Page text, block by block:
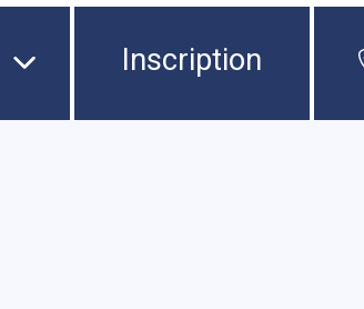
Inscription